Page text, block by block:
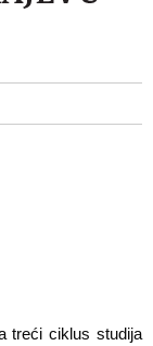
treći ciklus studija